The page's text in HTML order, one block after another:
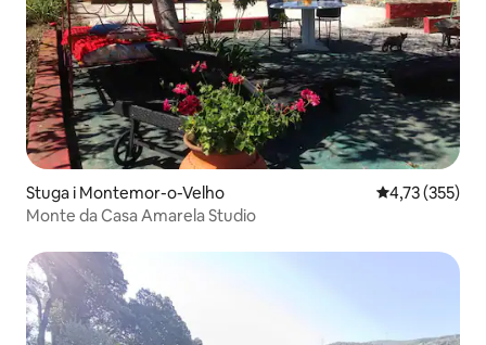
Stuga i Montemor-o-Velho 4,73 av 5 i
4,73 (355)
Monte da Casa Amarela Studio